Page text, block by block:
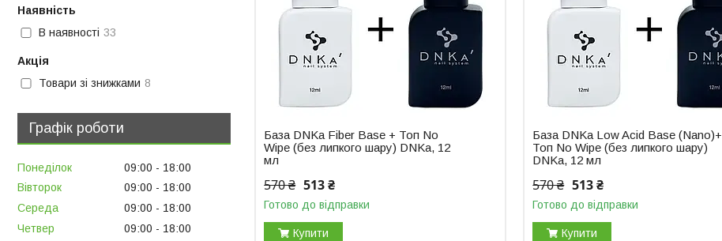
База DNKa Fiber Base + Топ No
Wipe (без липкого шару) DNKa, 12
мл
570 ₴ 513 ₴
Готово до відправки
Купити
База DNKa Low Acid Base (Nano)+
Топ No Wipe (без липкого шару)
DNKa, 12 мл
570 ₴ 513 ₴
Готово до відправки
Купити
Наявність
В наявності 33
Акція
Товари зі знижками 8
Графік роботи
Понеділок 09:00
18:00
Вівторок
09:00
18:00
Середа
09:00
18:00
Четвер
09:00
18:00